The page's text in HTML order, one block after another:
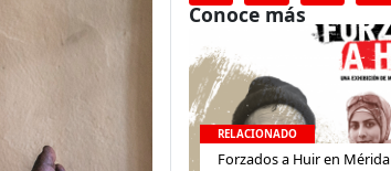
Conoce más
RELACIONADO
Forzados a Huir en Mérida